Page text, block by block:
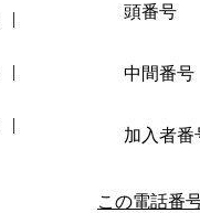
頭番号
中間番号
加入者番
この電話番